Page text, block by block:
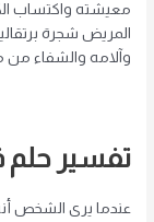
معيشته واكتساب
المريض شجرة
وآلامه والشفاء من
تفسير حلم
عندما يرى الشخص